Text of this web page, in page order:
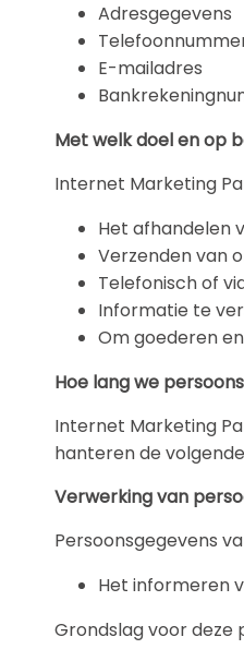
Adresgegevens
E-mailadres
Met welk doel en op
Internet Marketing
Het afhandelen
Verzenden van
Telefonisch of
Informatie te
Om goederen
Hoe lang we
Internet Marketing
hanteren de
Verwerking van
Persoonsgegevens
Het informeren
Grondslag voor deze